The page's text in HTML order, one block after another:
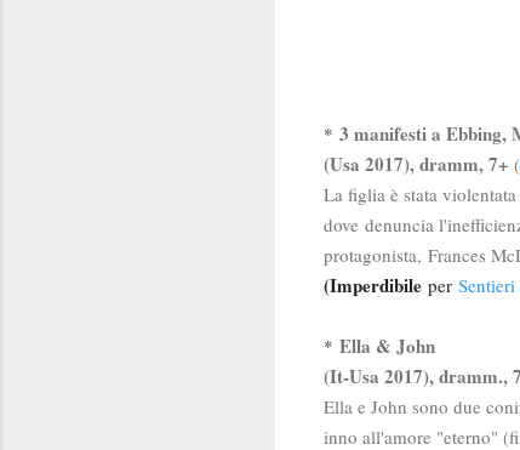
* 3 manifesti a Ebbing,
(Usa 2017), dramm, 7+ (
La figlia è stata
dove denuncia
protagonista, Frances
(Imperdibile per
* Ella & John
(It-Usa 2017), dramm.,
Ella e John sono due
inno all'amore "eterno"